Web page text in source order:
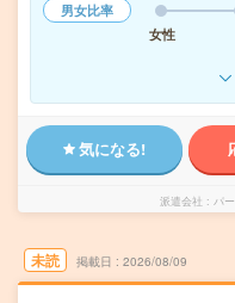
男女比率
女性
気になる!
派遣会社 パ
未読 掲載日 2026/08/09